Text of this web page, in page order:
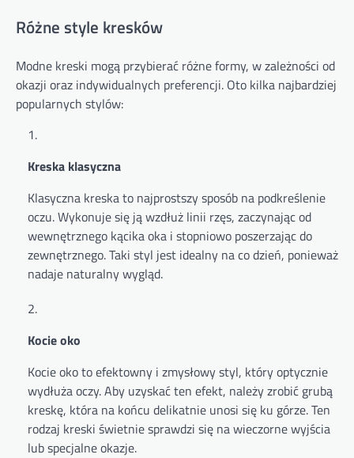
Różne style kresków
Modne kreski mogą przybierać różne formy, w zależności od
okazji oraz indywidualnych preferencji. Oto kilka najbardziej
popularnych stylów:
Kreska klasyczna
Klasyczna kreska to najprostszy sposób na podkreślenie
oczu. Wykonuje się ją wzdłuż linii rzęs, zaczynając od
wewnętrznego kącika oka i stopniowo poszerzając do
zewnętrznego. Taki styl jest idealny na co dzień, ponieważ
nadaje naturalny wygląd.
Kocie oko
Kocie oko to efektowny i zmysłowy styl, który optycznie
wydłuża oczy. Aby uzyskać ten efekt, należy zrobić grubą
kreskę, która na końcu delikatnie unosi się ku górze. Ten
rodzaj kreski świetnie sprawdzi się na wieczorne wyjścia
lub specjalne okazje.